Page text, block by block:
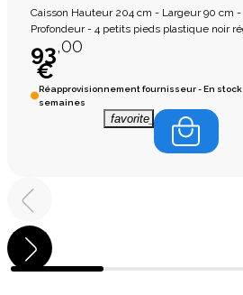
Caisson Hauteur 204 cm - Largeur 90 cm -
Profondeur - 4 petits pieds plastique noir
Caisson vendu vide
93,00
€
Réapprovisionnement fournisseur - En stock
semaines
favorite_border